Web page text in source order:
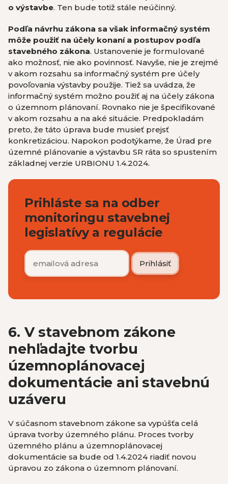
o výstavbe. Ten bude totiž stále neúčinný.
Podľa návrhu zákona sa však informačný systém
môže použiť na účely konaní a postupov podľa
stavebného zákona. Ustanovenie je formulované
ako možnosť, nie ako povinnosť. Navyše, nie je zrejmé
v akom rozsahu sa informačný systém pre účely
povoľovania výstavby použije. Tiež sa uvádza, že
informačný systém možno použiť aj na účely zákona
o územnom plánovaní. Rovnako nie je špecifikované
v akom rozsahu a na aké situácie. Predpokladám
preto, že táto úprava bude musieť prejsť
konkretizáciou. Napokon podotýkame, že Úrad pre
územné plánovanie a výstavbu SR ráta so spustením
základnej verzie URBIONU 1.4.2024.
Prihláste sa na odber
monitoringu stavebnej
legislatívy a regulácie
6. V stavebnom zákone
nehľadajte tvorbu
územnoplánovacej
dokumentácie ani stavebnú
uzáveru
V súčasnom stavebnom zákone sa vypúšťa celá
úprava tvorby územného plánu. Proces tvorby
územného plánu a územnoplánovacej
dokumentácie sa bude od 1.4.2024 riadiť novou
úpravou zo zákona o územnom plánovaní.